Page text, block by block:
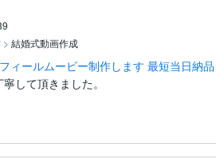
> 結婚式動画作成
ィールムービー制作します 最短当日納
して頂きました。